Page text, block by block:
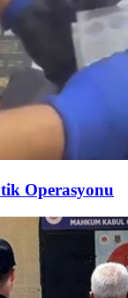
Operasyonu